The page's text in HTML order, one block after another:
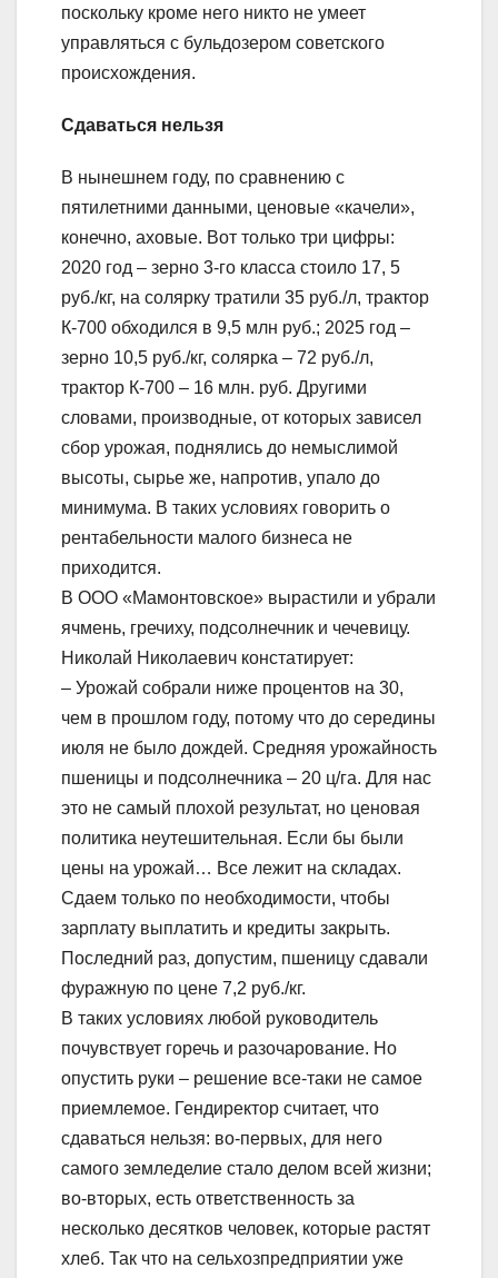
поскольку кроме него никто не умеет
управляться с бульдозером советского
происхождения.
Сдаваться нельзя
В нынешнем году, по сравнению с
пятилетними данными, ценовые «качели»,
конечно, аховые. Вот только три цифры:
2020 год – зерно 3-го класса стоило 17, 5
руб./кг, на солярку тратили 35 руб./л, трактор
К-700 обходился в 9,5 млн руб.; 2025 год –
зерно 10,5 руб./кг, солярка – 72 руб./л,
трактор К-700 – 16 млн. руб. Другими
словами, производные, от которых зависел
сбор урожая, поднялись до немыслимой
высоты, сырье же, напротив, упало до
минимума. В таких условиях говорить о
рентабельности малого бизнеса не
приходится.
В ООО «Мамонтовское» вырастили и убрали
ячмень, гречиху, подсолнечник и чечевицу.
Николай Николаевич констатирует:
– Урожай собрали ниже процентов на 30,
чем в прошлом году, потому что до середины
июля не было дождей. Средняя урожайность
пшеницы и подсолнечника – 20 ц/га. Для нас
это не самый плохой результат, но ценовая
политика неутешительная. Если бы были
цены на урожай… Все лежит на складах.
Сдаем только по необходимости, чтобы
зарплату выплатить и кредиты закрыть.
Последний раз, допустим, пшеницу сдавали
фуражную по цене 7,2 руб./кг.
В таких условиях любой руководитель
почувствует горечь и разочарование. Но
опустить руки – решение все-таки не самое
приемлемое. Гендиректор считает, что
сдаваться нельзя: во-первых, для него
самого земледелие стало делом всей жизни;
во-вторых, есть ответственность за
несколько десятков человек, которые растят
хлеб. Так что на сельхозпредприятии уже